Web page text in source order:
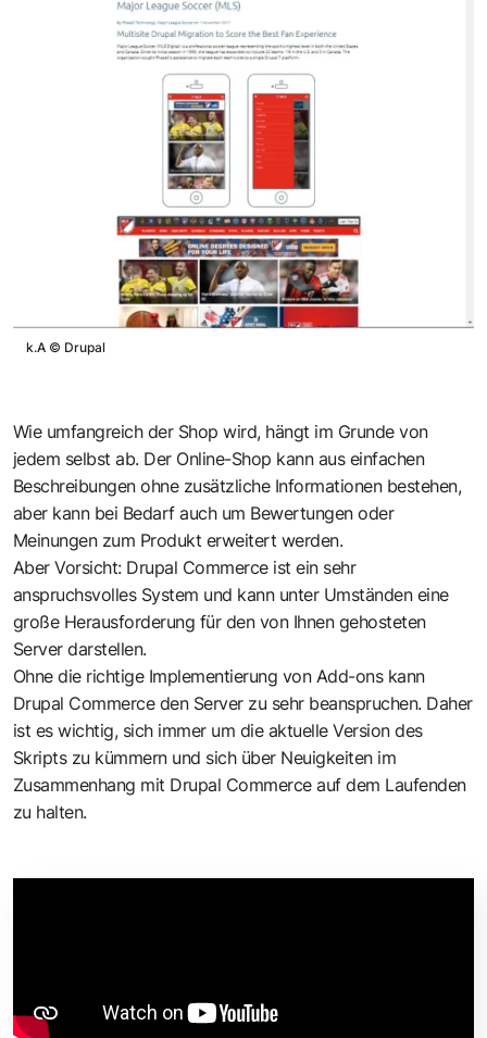
k.A © Drupal
Wie umfangreich der Shop wird, hängt im Grunde von
jedem selbst ab. Der Online-Shop kann aus einfachen
Beschreibungen ohne zusätzliche Informationen bestehen,
aber kann bei Bedarf auch um Bewertungen oder
Meinungen zum Produkt erweitert werden.
Aber Vorsicht: Drupal Commerce ist ein sehr
anspruchsvolles System und kann unter Umständen eine
große Herausforderung für den von Ihnen gehosteten
Server darstellen.
Ohne die richtige Implementierung von Add-ons kann
Drupal Commerce den Server zu sehr beanspruchen. Daher
ist es wichtig, sich immer um die aktuelle Version des
Skripts zu kümmern und sich über Neuigkeiten im
Zusammenhang mit Drupal Commerce auf dem Laufenden
zu halten.